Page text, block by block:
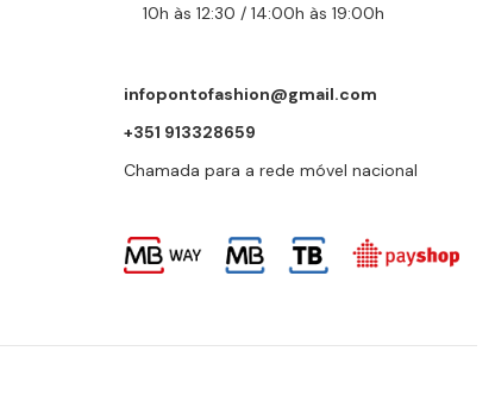
10h às 12:30 / 14:00h às 19:00h
infopontofashion@gmail.com
+351 913328659
Chamada para a rede móvel nacional